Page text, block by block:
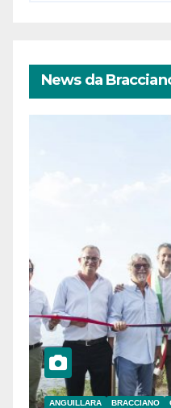
News da
ANGUILLARA BRACCIANO